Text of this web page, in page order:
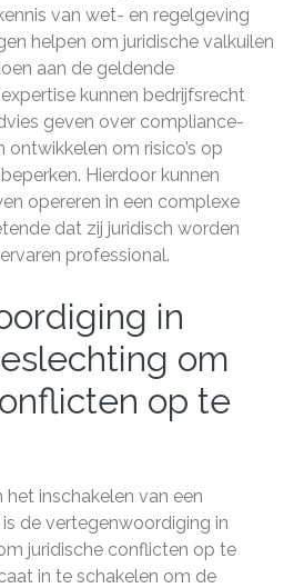
van wet- en regelgeving
helpen om juridische valkuilen
aan de geldende
kunnen bedrijfsrecht
geven over compliance-
om risico’s op
Hierdoor kunnen
opereren in een complexe
dat zij juridisch worden
professional.
in
om
op te
het inschakelen van een
de vertegenwoordiging in
juridische conflicten op te
in te schakelen om de